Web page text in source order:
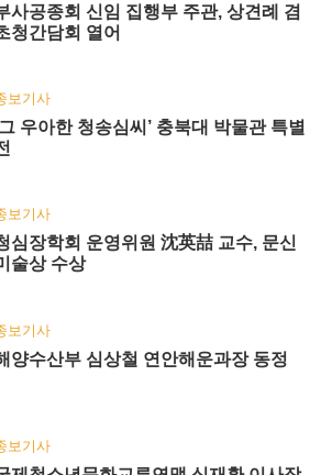
사공종회 신임 집행부 주관, 상견례 겸
청간담회 열어
보기사
그 우아한 청송심씨’ 충북대 박물관 특별
보기사
심장학회 운영위원 沈英喆 교수, 문신
술상 수상
보기사
양수산부 심상철 연안해운과장 동정
보기사